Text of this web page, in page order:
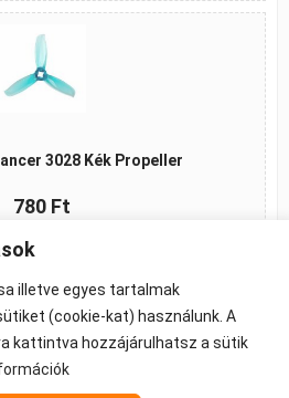
3028 Kék Propeller
780 Ft
Kosárba
-
illetve egyes tartalmak
(cookie-kat) használunk. A
kattintva hozzájárulhatsz a sütik